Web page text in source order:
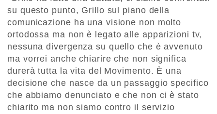
su questo punto, Grillo sul piano della
comunicazione ha una visione non molto
ortodossa ma non è legato alle apparizioni tv,
nessuna divergenza su quello che è avvenuto
ma vorrei anche chiarire che non significa
durerà tutta la vita del Movimento. È una
decisione che nasce da un passaggio specifico
che abbiamo denunciato e che non ci è stato
chiarito ma non siamo contro il servizio